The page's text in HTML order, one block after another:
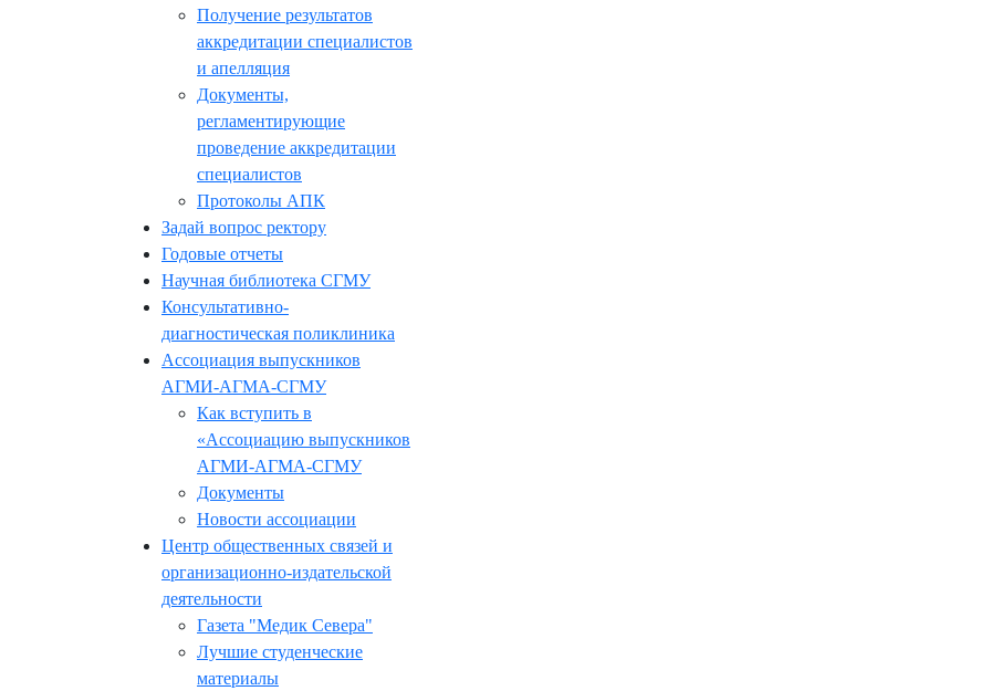
Получение результатов
аккредитации специалистов
и апелляция
Документы,
регламентирующие
проведение аккредитации
специалистов
Протоколы АПК
Задай вопрос ректору
Годовые отчеты
Научная библиотека СГМУ
Консультативно-
диагностическая поликлиника
Ассоциация выпускников
АГМИ-АГМА-СГМУ
Как вступить в
«Ассоциацию выпускников
АГМИ-АГМА-СГМУ
Документы
Новости ассоциации
Центр общественных связей и
организационно-издательской
деятельности
Газета "Медик Севера"
Лучшие студенческие
материалы